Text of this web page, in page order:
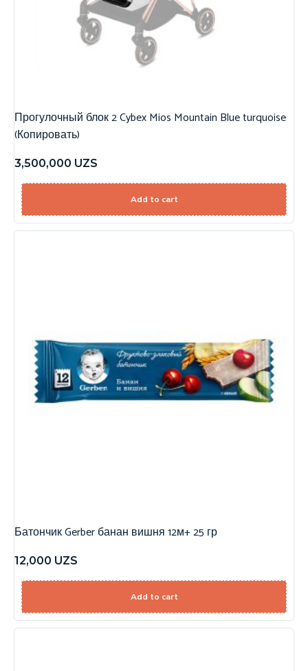
Прогулочный блок 2 Cybex Mios Mountain Blue turquoise
(Копировать)
3,500,000 UZS
Add to cart
Батончик Gerber банан вишня 12м+ 25 гр
12,000 UZS
Add to cart